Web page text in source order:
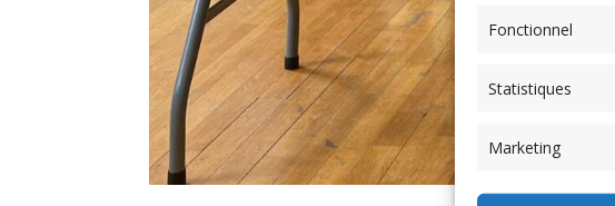
Fonctionnel
Statistiques
Marketing